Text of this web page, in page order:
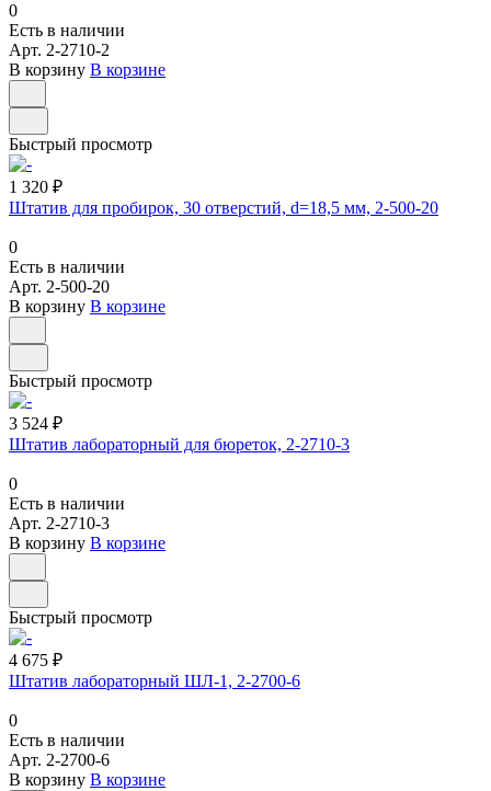
0
Есть в наличии
Арт. 2-2710-2
В корзину В корзине
Быстрый просмотр
1 320 ₽
Штатив для пробирок, 30 отверстий, d=18,5 мм, 2-500-20
0
Есть в наличии
Арт. 2-500-20
В корзину В корзине
Быстрый просмотр
3 524 ₽
Штатив лабораторный для бюреток, 2-2710-3
0
Есть в наличии
Арт. 2-2710-3
В корзину В корзине
Быстрый просмотр
4 675 ₽
Штатив лабораторный ШЛ-1, 2-2700-6
0
Есть в наличии
Арт. 2-2700-6
В корзину В корзине